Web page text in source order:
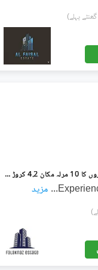
سعدی گارڈن سکیم 33,کراچی میں 8 کمروں کا 10 مرلہ مکان 4.2 کروڑ میں برائے فروخت۔
... مزید